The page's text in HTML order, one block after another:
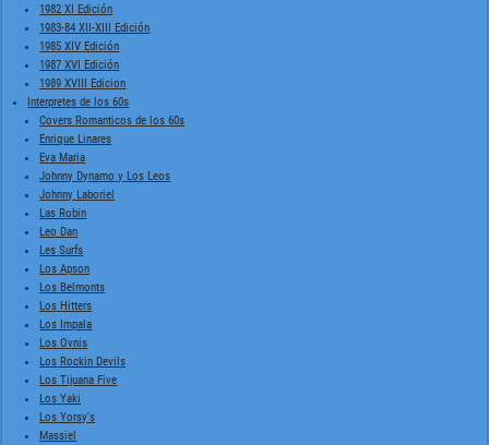
1982 XI Edición
1983-84 XII-XIII Edición
1985 XIV Edición
1987 XVI Edición
1989 XVIII Edicion
Interpretes de los 60s
Covers Romanticos de los 60s
Enrique Linares
Eva Maria
Johnny Dynamo y Los Leos
Johnny Laboriel
Las Robin
Leo Dan
Les Surfs
Los Apson
Los Belmonts
Los Hitters
Los Impala
Los Ovnis
Los Rockin Devils
Los Tijuana Five
Los Yaki
Los Yorsy's
Massiel